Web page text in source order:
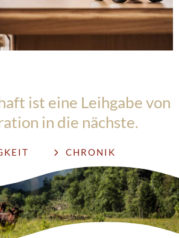
ist eine Leihgabe von
in die nächste.
CHRONIK